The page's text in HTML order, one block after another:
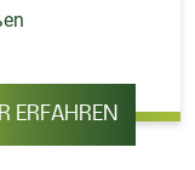
ERFAHREN